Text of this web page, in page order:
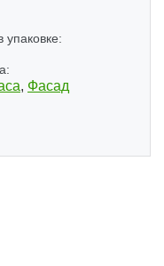
упаковке:
, Фасад